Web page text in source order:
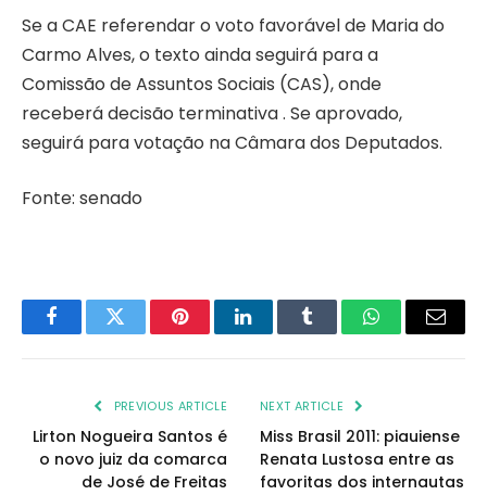
Se a CAE referendar o voto favorável de Maria do
Carmo Alves, o texto ainda seguirá para a
Comissão de Assuntos Sociais (CAS), onde
receberá decisão terminativa . Se aprovado,
seguirá para votação na Câmara dos Deputados.
Fonte: senado
FacebookTwitter PinterestLinkedInTumblr WhatsAppEmail
PREVIOUS ARTICLE
Lirton Nogueira Santos é
o novo juiz da comarca
de José de Freitas
NEXT ARTICLE
Miss Brasil 2011: piauiense
Renata Lustosa entre as
favoritas dos internautas